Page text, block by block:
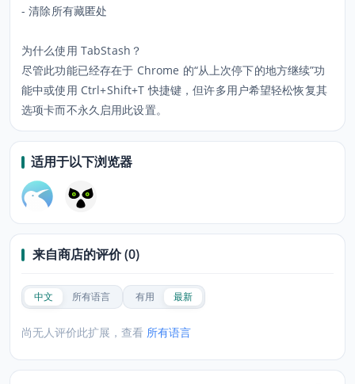
- 清除所有藏匿处
为什么使用 TabStash？
尽管此功能已经存在于 Chrome 的“从上次停下的地方继续”功
能中或使用 Ctrl+Shift+T 快捷键，但许多用户希望轻松恢复其
选项卡而不永久启用此设置。
适用于以下浏览器
来自商店的评价 (0)
中文 所有语言 有用 最新
尚无人评价此扩展，查看 所有语言